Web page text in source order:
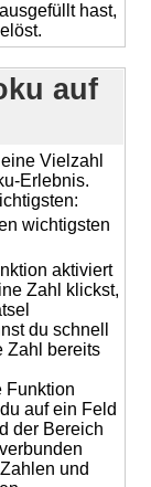
hast,
auf
Vielzahl
Erlebnis.
wichtigsten
aktiviert
Zahl klickst,
du schnell
Zahl bereits
Funktion
auf ein Feld
der Bereich
und